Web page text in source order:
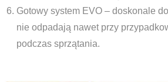
Gotowy system EVO – doskonale
nie odpadają nawet przy
podczas sprzątania.